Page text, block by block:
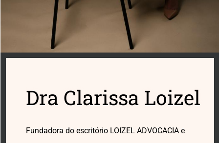
Dra Clarissa Loizel
Fundadora do escritório LOIZEL ADVOCACIA e